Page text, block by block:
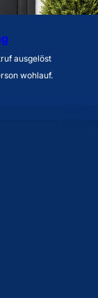
ausgelöst
wohlauf.